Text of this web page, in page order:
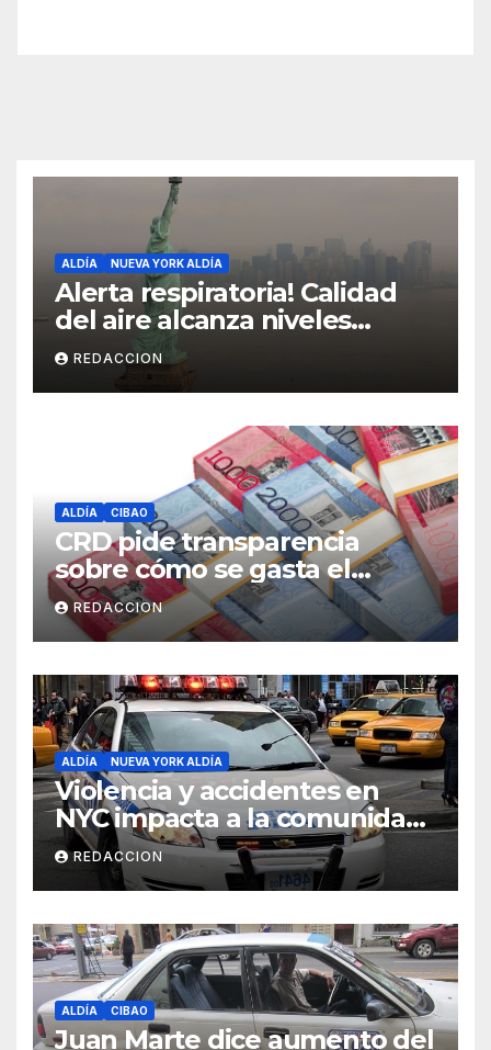
ALDÍA NUEVA YORK ALDÍA
Alerta respiratoria! Calidad
del aire alcanza niveles
peligrosos en NYC
REDACCION
ALDÍA CIBAO
CRD pide transparencia
sobre cómo se gasta el
dinero del Seguro Familiar de
Salud
REDACCION
ALDÍA NUEVA YORK ALDÍA
Violencia y accidentes en
NYC impacta a la comunidad
dominicana
REDACCION
ALDÍA CIBAO
Juan Marte dice aumento del